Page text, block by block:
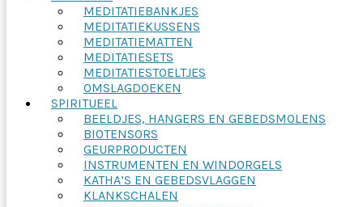
MEDITATIEBANKJES
MEDITATIEKUSSENS
MEDITATIEMATTEN
MEDITATIESETS
MEDITATIESTOELTJES
OMSLAGDOEKEN
SPIRITUEEL
BEELDJES, HANGERS EN GEBEDSMOLENS
BIOTENSORS
GEURPRODUCTEN
INSTRUMENTEN EN WINDORGELS
KATHA’S EN GEBEDSVLAGGEN
KLANKSCHALEN